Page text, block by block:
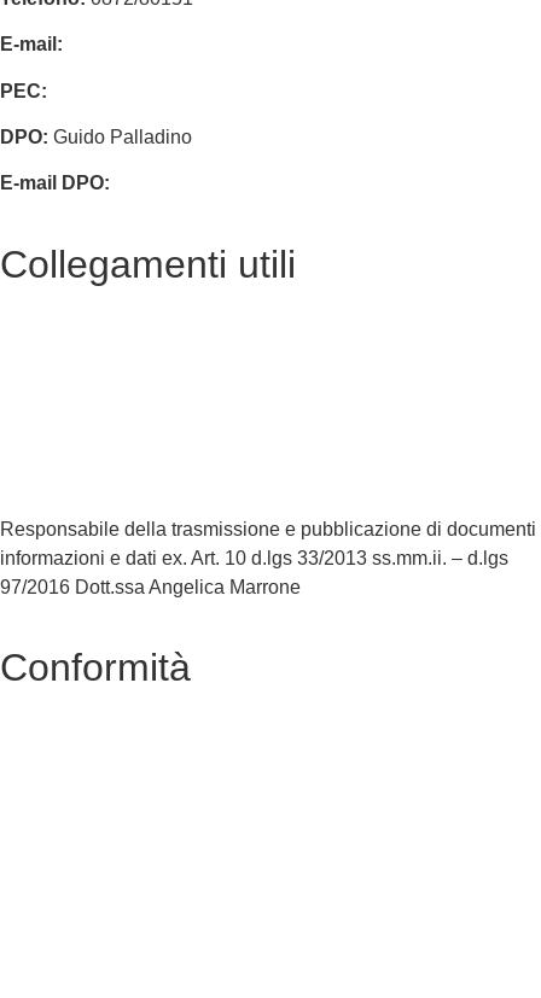
E-mail:
PEC:
DPO: Guido Palladino
E-mail DPO:
Collegamenti utili
Responsabile della trasmissione e pubblicazione di documenti
informazioni e dati ex. Art. 10 d.lgs 33/2013 ss.mm.ii. – d.lgs
97/2016 Dott.ssa Angelica Marrone
Conformità